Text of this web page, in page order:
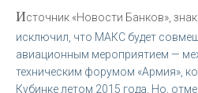
Источник «Новости Банков»,
исключил, что МАКС будет
авиационным мероприятием —
техническим форумом «Армия»,
Кубинке летом 2015 года. Но,